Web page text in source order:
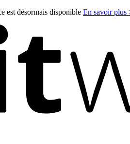
est désormais disponible En savoir plus